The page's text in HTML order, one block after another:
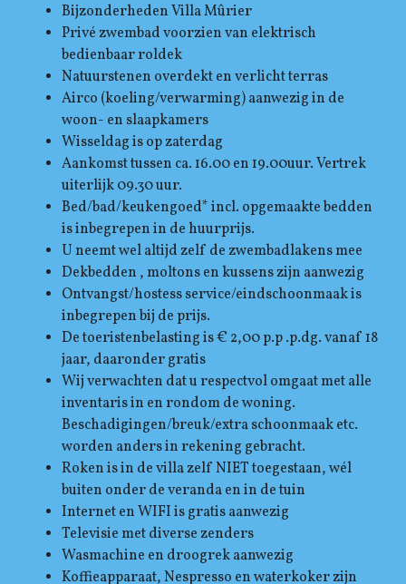
Bijzonderheden Villa Mûrier
Privé zwembad voorzien van elektrisch
bedienbaar roldek
Natuurstenen overdekt en verlicht terras
Airco (koeling/verwarming) aanwezig in de
woon- en slaapkamers
Wisseldag is op zaterdag
Aankomst tussen ca. 16.00 en 19.00uur. Vertrek
uiterlijk 09.30 uur.
Bed/bad/keukengoed* incl. opgemaakte bedden
is inbegrepen in de huurprijs.
U neemt wel altijd zelf de zwembadlakens mee
Dekbedden , moltons en kussens zijn aanwezig
Ontvangst/hostess service/eindschoonmaak is
inbegrepen bij de prijs.
De toeristenbelasting is € 2,00 p.p .p.dg. vanaf 18
jaar, daaronder gratis
Wij verwachten dat u respectvol omgaat met alle
inventaris in en rondom de woning.
Beschadigingen/breuk/extra schoonmaak etc.
worden anders in rekening gebracht.
Roken is in de villa zelf NIET toegestaan, wél
buiten onder de veranda en in de tuin
Internet en WIFI is gratis aanwezig
Televisie met diverse zenders
Wasmachine en droogrek aanwezig
Koffieapparaat, Nespresso en waterkoker zijn